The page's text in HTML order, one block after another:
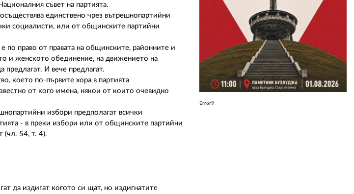
съвет на партията.
единствено чрез вътрешнопартийни
социалисти, или от общинските партийни
право от правата на общинските, районните и
и женското обединение, на движението на
предлагат. И вече предлагат.
което по-първите хора в партията
от кого имена, някои от които очевидно
избори предполагат всички
- в преки избори или от общинските партийни
(чл. 54, т. 4).
да издигат когото си щат, но издигнатите
Error9
РЕКЛАМА
АБОНАМЕНТ
УСЛОВИЯ ЗА ПОЛЗВАНЕ
ПОЛИТИКА ЗА БИСКВИТКИТЕ
ПОЛИТИКАТА ЗА